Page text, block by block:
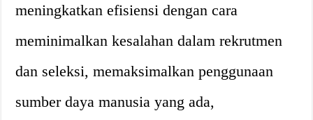
meningkatkan efisiensi dengan cara
meminimalkan kesalahan dalam rekrutmen
dan seleksi, memaksimalkan penggunaan
sumber daya manusia yang ada,